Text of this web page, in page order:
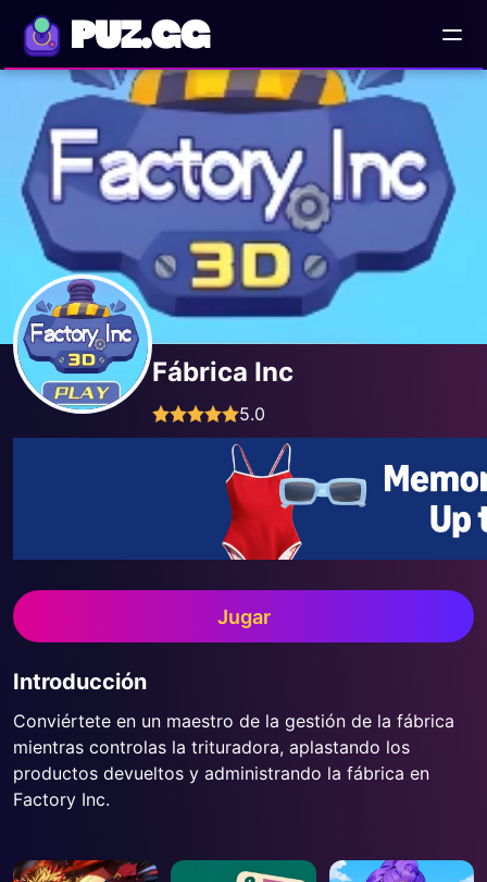
PUZ.GG
Fábrica Inc
5.0
Jugar
Introducción
Conviértete en un maestro de la gestión de la fábrica
mientras controlas la trituradora, aplastando los
productos devueltos y administrando la fábrica en
Factory Inc.